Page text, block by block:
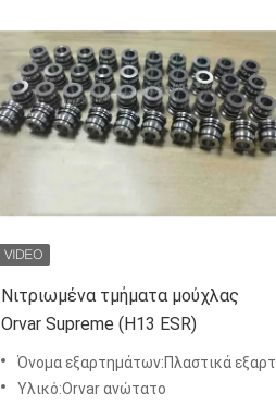
Νιτριωμένα τμήματα μούχλας
Orvar Supreme (H13 ESR)
Όνομα εξαρτημάτων:Πλαστικά εξαρτήματα καλουπιού
Υλικό:Orvar ανώτατο